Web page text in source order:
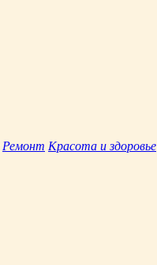
Ремонт Красота и здоровье